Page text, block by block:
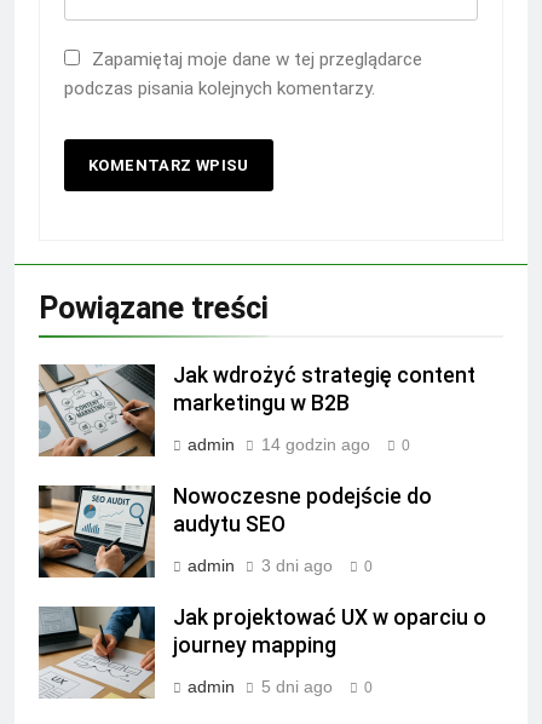
Zapamiętaj moje dane w tej przeglądarce
podczas pisania kolejnych komentarzy.
Powiązane treści
Jak wdrożyć strategię content
marketingu w B2B
admin 14 godzin ago 0
Nowoczesne podejście do
audytu SEO
admin 3 dni ago 0
Jak projektować UX w oparciu o
journey mapping
admin 5 dni ago 0